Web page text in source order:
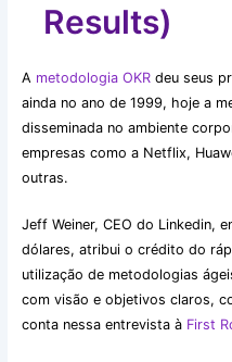
Results)
A metodologia OKRdeu seus
ainda no ano de 1999, hoje a
disseminada no ambiente
empresas como a Netflix,
outras.
Jeff Weiner, CEO do Linkedin,
dólares, atribui o crédito do
utilização de metodologias
com visão e objetivos claros,
conta nessa entrevista à First